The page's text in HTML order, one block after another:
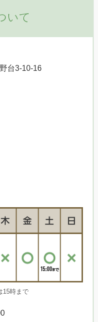
いて
台3-10-16
15時まで